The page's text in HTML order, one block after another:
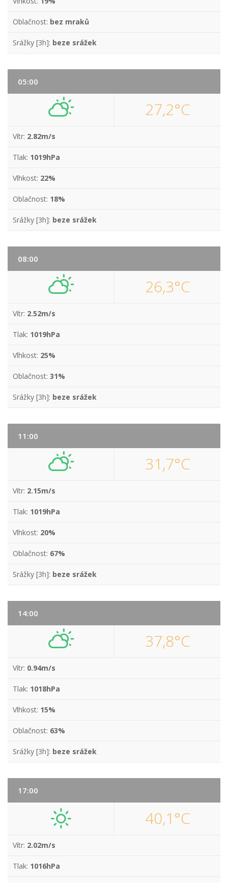
Oblačnost: bez mraků
Srážky [3h]: beze srážek
05:00
27,2°C
Vítr: 2.82m/s
Tlak: 1019hPa
Vlhkost: 22%
Oblačnost: 18%
Srážky [3h]: beze srážek
08:00
26,3°C
Vítr: 2.52m/s
Tlak: 1019hPa
Vlhkost: 25%
Oblačnost: 31%
Srážky [3h]: beze srážek
11:00
31,7°C
Vítr: 2.15m/s
Tlak: 1019hPa
Vlhkost: 20%
Oblačnost: 67%
Srážky [3h]: beze srážek
14:00
37,8°C
Vítr: 0.94m/s
Tlak: 1018hPa
Vlhkost: 15%
Oblačnost: 63%
Srážky [3h]: beze srážek
17:00
40,1°C
Vítr: 2.02m/s
Tlak: 1016hPa